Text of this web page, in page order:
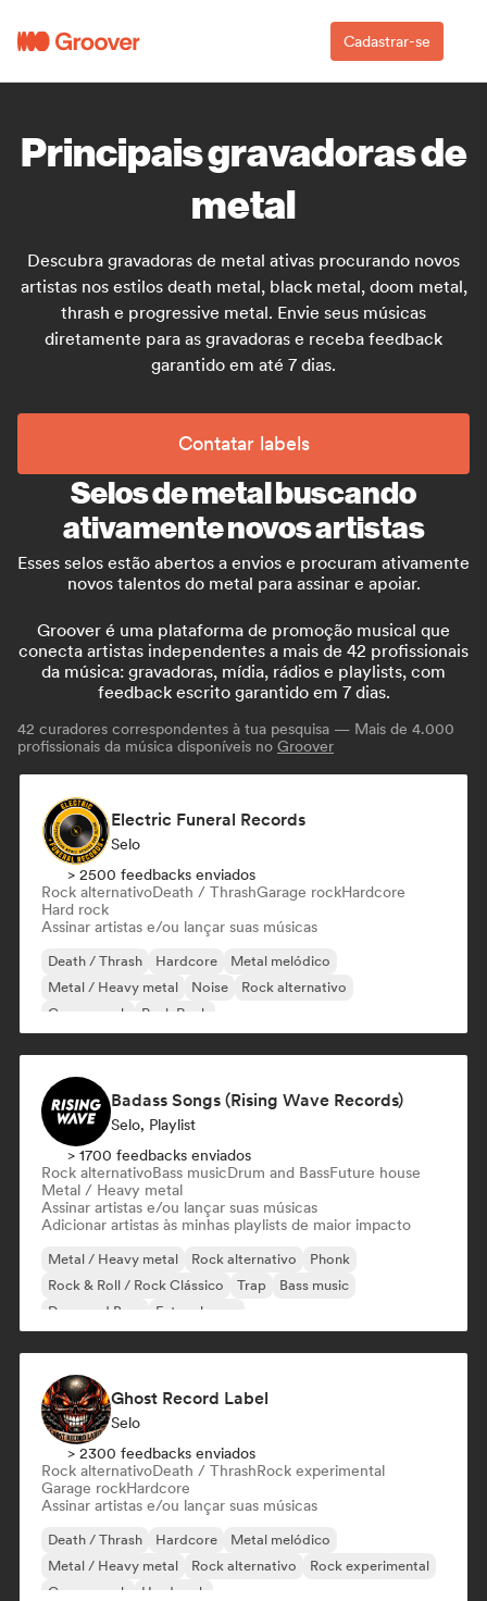
Cadastrar-se
Principais gravadoras de
metal
Descubra gravadoras de metal ativas procurando novos
artistas nos estilos death metal, black metal, doom metal,
thrash e progressive metal. Envie seus músicas
diretamente para as gravadoras e receba feedback
garantido em até 7 dias.
Contatar labels
Selos de metal buscando
ativamente novos artistas
Esses selos estão abertos a envios e procuram ativamente
novos talentos do metal para assinar e apoiar.
Groover é uma plataforma de promoção musical que
conecta artistas independentes a mais de 42 profissionais
da música: gravadoras, mídia, rádios e playlists, com
feedback escrito garantido em 7 dias.
42 curadores correspondentes à tua pesquisa — Mais de 4.000
profissionais da música disponíveis no Groover
Electric Funeral Records
Selo
> 2500 feedbacks enviados
Rock alternativoDeath / ThrashGarage rockHardcore
Hard rock
Assinar artistas e/ou lançar suas músicas
Death / Thrash Hardcore
Metal melódico
Metal / Heavy metal
Noise
Rock alternativo
Garage rock
Punk Rock
Badass Songs (Rising Wave Records)
Selo, Playlist
> 1700 feedbacks enviados
Rock alternativoBass musicDrum and BassFuture house
Metal / Heavy metal
Assinar artistas e/ou lançar suas músicas
Adicionar artistas às minhas playlists de maior impacto
Metal / Heavy metal Rock alternativo
Phonk
Rock & Roll / Rock Clássico
Trap
Bass music
Drum and Bass
Future house
Ghost Record Label
Selo
> 2300 feedbacks enviados
Rock alternativoDeath / ThrashRock experimental
Garage rockHardcore
Assinar artistas e/ou lançar suas músicas
Death / Thrash Hardcore
Metal melódico
Metal / Heavy metal
Rock alternativo
Rock experimental
Garage rock
Hard rock